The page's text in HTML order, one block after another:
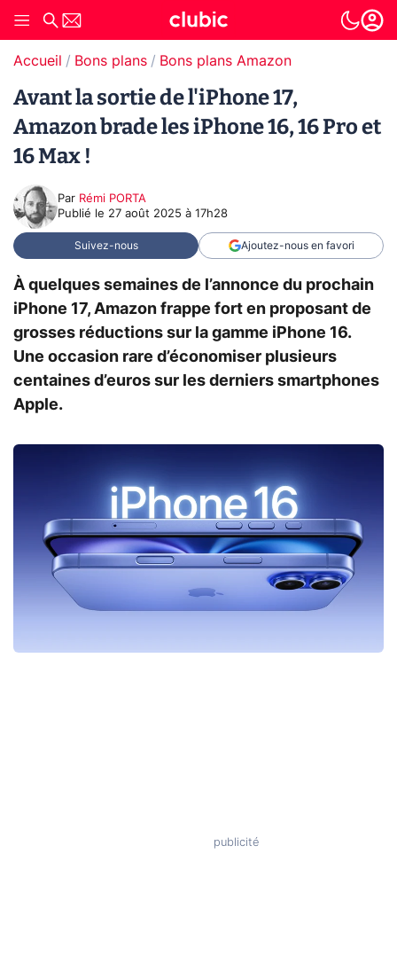
Accueil Bons plans Bons plans Amazon
Avant la sortie de l'iPhone 17,
Amazon brade les iPhone 16, 16 Pro et
16 Max !
Par Rémi PORTA
Publié le 27 août 2025 à 17h28
Suivez-nous Ajoutez-nous en favori
À quelques semaines de l’annonce du prochain
iPhone 17, Amazon frappe fort en proposant de
grosses réductions sur la gamme iPhone 16.
Une occasion rare d’économiser plusieurs
centaines d’euros sur les derniers smartphones
Apple.